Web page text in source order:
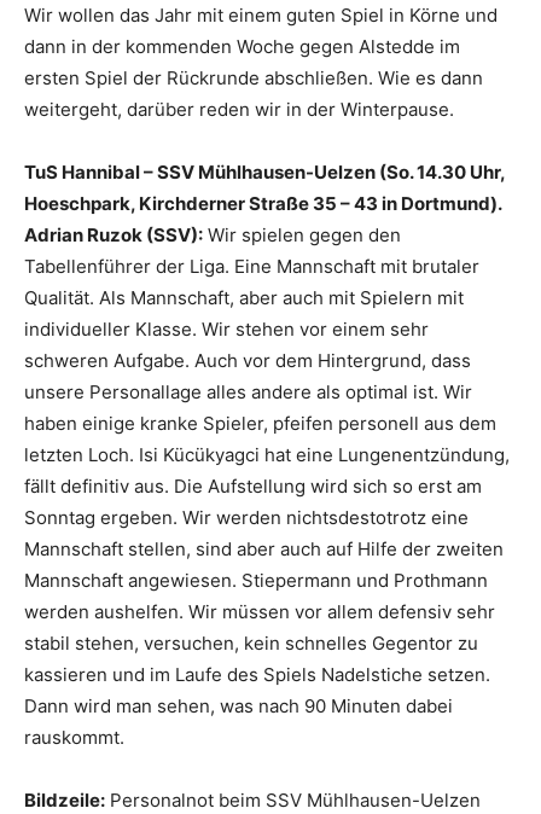
Wir wollen das Jahr mit einem guten Spiel in Körne und
dann in der kommenden Woche gegen Alstedde im
ersten Spiel der Rückrunde abschließen. Wie es dann
weitergeht, darüber reden wir in der Winterpause.
TuS Hannibal – SSV Mühlhausen-Uelzen (So. 14.30 Uhr,
Hoeschpark, Kirchderner Straße 35 – 43 in Dortmund).
Adrian Ruzok (SSV): Wir spielen gegen den
Tabellenführer der Liga. Eine Mannschaft mit brutaler
Qualität. Als Mannschaft, aber auch mit Spielern mit
individueller Klasse. Wir stehen vor einem sehr
schweren Aufgabe. Auch vor dem Hintergrund, dass
unsere Personallage alles andere als optimal ist. Wir
haben einige kranke Spieler, pfeifen personell aus dem
letzten Loch. Isi Kücükyagci hat eine Lungenentzündung,
fällt definitiv aus. Die Aufstellung wird sich so erst am
Sonntag ergeben. Wir werden nichtsdestotrotz eine
Mannschaft stellen, sind aber auch auf Hilfe der zweiten
Mannschaft angewiesen. Stiepermann und Prothmann
werden aushelfen. Wir müssen vor allem defensiv sehr
stabil stehen, versuchen, kein schnelles Gegentor zu
kassieren und im Laufe des Spiels Nadelstiche setzen.
Dann wird man sehen, was nach 90 Minuten dabei
rauskommt.
Bildzeile: Personalnot beim SSV Mühlhausen-Uelzen